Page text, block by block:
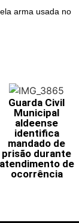
arma usada no
Guarda Civil
Municipal
aldeense
identifica
mandado de
prisão durante
atendimento de
ocorrência